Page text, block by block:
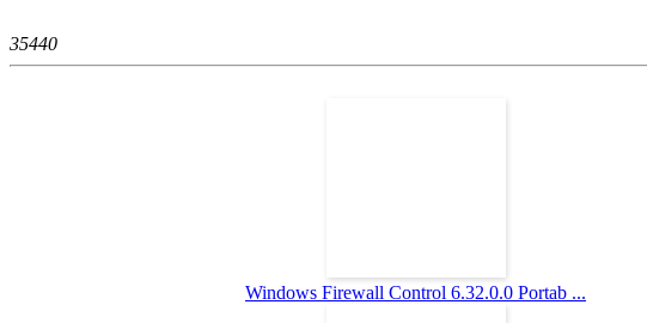
35440
Windows Firewall Control 6.32.0.0 Portab ...